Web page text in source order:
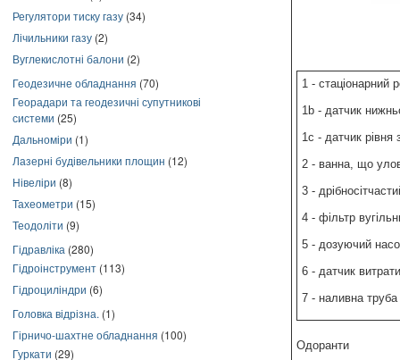
Регулятори тиску газу (34)
Лічильники газу (2)
Вуглекислотні балони (2)
Геодезичне обладнання (70)
Георадари та геодезичні супутникові
системи (25)
Дальноміри (1)
Лазерні будівельники площин (12)
Нівеліри (8)
Тахеометри (15)
Теодоліти (9)
Гідравліка (280)
Гідроінструмент (113)
Гідроциліндри (6)
Головка відрізна. (1)
Гірничо-шахтне обладнання (100)
Гуркати (29)
1 - стаціонарний
1b - датчик
1с - датчик рівня
2 - ванна, що
3 -
4 - фільтр
5 - дозуючий
6 - датчик витрати
7 - наливна труба
Одоранти